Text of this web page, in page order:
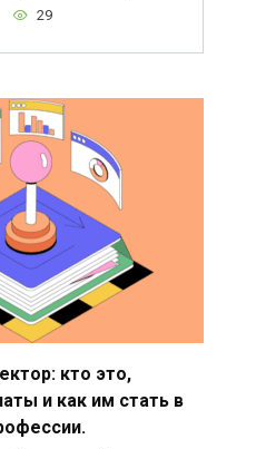
29
кто это,
и как им стать в